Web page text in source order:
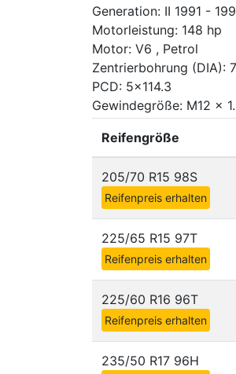
Generation: II 1991 -
Motorleistung: 148 hp
Motor: V6 , Petrol
Zentrierbohrung (DIA):
PCD: 5x114.3
Gewindegröße: M12 x
Reifengröße
205/70 R15 98S
Reifenpreis erhalten
225/65 R15 97T
Reifenpreis erhalten
225/60 R16 96T
Reifenpreis erhalten
235/50 R17 96H